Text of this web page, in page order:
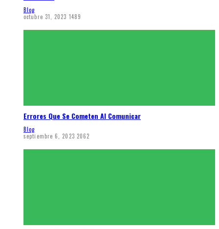
Blog
octubre 31, 2023 1489
Errores Que Se Cometen Al Comunicar
Blog
septiembre 6, 2023 2062